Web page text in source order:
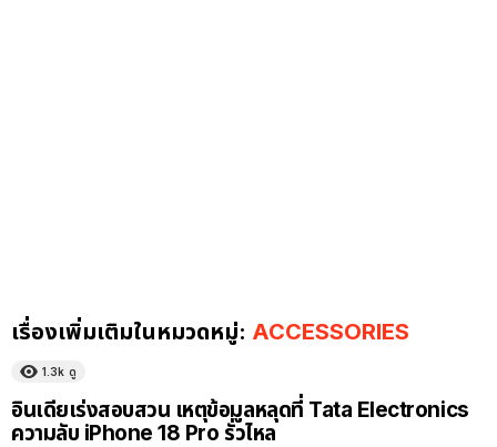
เรื่องเพิ่มเติมในหมวดหมู่: ACCESSORIES
1.3k ดู
อินเดียเร่งสอบสวน เหตุข้อมูลหลุดที่ Tata Electronics
ความลับ iPhone 18 Pro รั่วไหล